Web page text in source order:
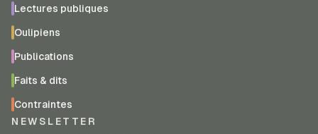
Lectures publiques
Oulipiens
Publications
Faits & dits
Contraintes
NEWSLETTER